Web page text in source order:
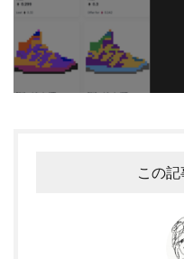
この記